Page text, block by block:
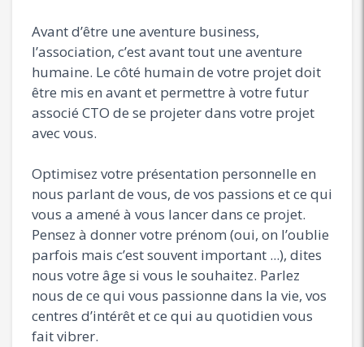
Avant d’être une aventure business,
l’association, c’est avant tout une aventure
humaine. Le côté humain de votre projet doit
être mis en avant et permettre à votre futur
associé CTO de se projeter dans votre projet
avec vous.
Optimisez votre présentation personnelle en
nous parlant de vous, de vos passions et ce qui
vous a amené à vous lancer dans ce projet.
Pensez à donner votre prénom (oui, on l’oublie
parfois mais c’est souvent important ...), dites
nous votre âge si vous le souhaitez. Parlez
nous de ce qui vous passionne dans la vie, vos
centres d’intérêt et ce qui au quotidien vous
fait vibrer.